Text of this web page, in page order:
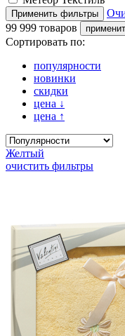
99 999 товаров
Сортировать по:
популярности
новинки
скидки
цена ↓
цена ↑
Желтый
очистить фильтры